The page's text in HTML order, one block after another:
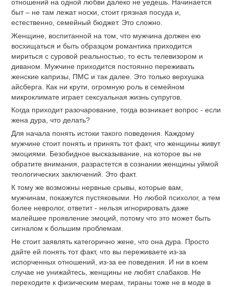
отношений на одной любви далеко не уедешь. Начинается
быт – не там лежат носки, стоит грязная посуда и,
естественно, семейный бюджет. Это сложно.
Женщине, воспитанной на том, что мужчина должен ею
восхищаться и быть образцом романтика приходится
мириться с суровой реальностью, то есть телевизором и
диваном. Мужчине приходится постоянно переживать
женские капризы, ПМС и так далее. Это только верхушка
айсберга. Как ни крути, огромную роль в семейном
микроклимате играет сексуальная жизнь супругов.
Когда приходит разочарование, тогда возникает вопрос - если
жена дура, что делать?
Для начала понять истоки такого поведения. Каждому
мужчине стоит понять и принять тот факт, что женщины живут
эмоциями. Безобидное высказывание, на которое вы не
обратите внимания, разрастется в сознании женщины уймой
теологических заключений. Это факт.
К тому же возможны нервные срывы, которые вам,
мужчинам, покажутся пустяковыми. Но любой психолог, а тем
более невролог, ответит - нельзя игнорировать даже
малейшее проявление эмоций, потому что это может быть
сигналом к большим проблемам.
Не стоит заявлять категорично жене, что она дура. Просто
дайте ей понять тот факт, что вы переживаете из-за
испорченных отношений, из-за ее поведения. И ни в коем
случае не унижайтесь, женщины не любят слабаков. Не
переходите к физическим мерам, тираны тоже не в моде в